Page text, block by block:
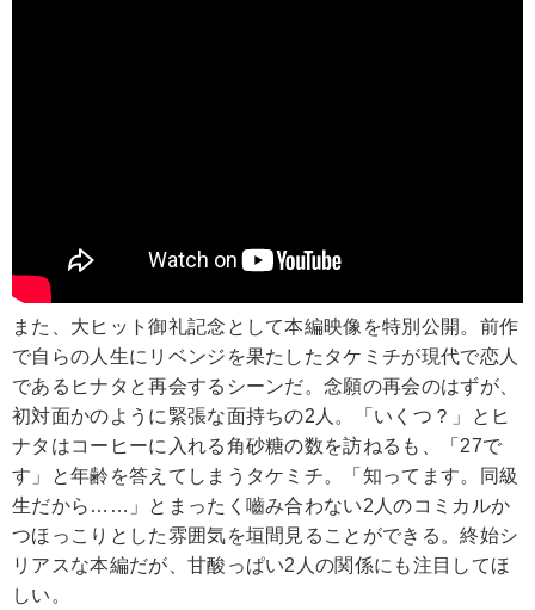
また、大ヒット御礼記念として本編映像を特別公開。前作
で自らの人生にリベンジを果たしたタケミチが現代で恋人
であるヒナタと再会するシーンだ。念願の再会のはずが、
初対面かのように緊張な面持ちの2人。「いくつ？」とヒ
ナタはコーヒーに入れる角砂糖の数を訪ねるも、「27で
す」と年齢を答えてしまうタケミチ。「知ってます。同級
生だから……」とまったく嚙み合わない2人のコミカルか
つほっこりとした雰囲気を垣間見ることができる。終始シ
リアスな本編だが、甘酸っぱい2人の関係にも注目してほ
しい。